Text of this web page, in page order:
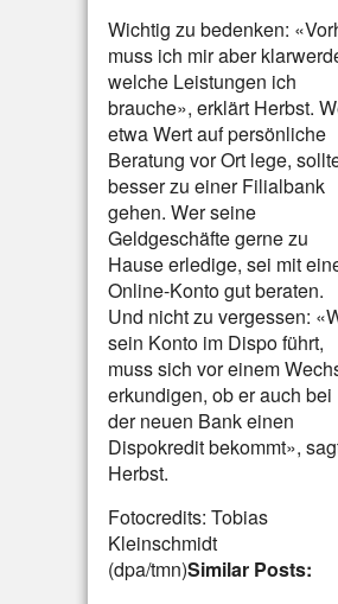
Wichtig zu bedenken:
muss ich mir aber
welche Leistungen ich
brauche», erklärt Herbst.
etwa Wert auf persönliche
Beratung vor Ort lege,
besser zu einer Filialbank
gehen. Wer seine
Geldgeschäfte gerne zu
Hause erledige, sei mit
Online-Konto gut beraten.
Und nicht zu vergessen:
sein Konto im Dispo führt,
muss sich vor einem
erkundigen, ob er auch bei
der neuen Bank einen
Dispokredit bekommt»,
Herbst.
Fotocredits: Tobias
Kleinschmidt
(dpa/tmn)Similar Posts: